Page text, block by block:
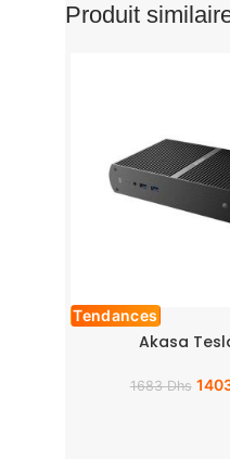
Produit
Tendances
Akasa
1683Dhs